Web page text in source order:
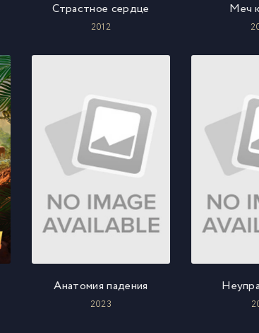
Страстное сердце
2012
Меч
Анатомия падения
2023